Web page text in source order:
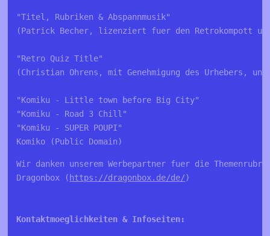
"Titel, Rubriken & Abspannmusik"
(Patrick Becher, lizenziert fuer den Retrokompott
"Retro Quiz Title"
(Christian Ohrens, mit Genehmigung des Urhebers,
"Komiku - Little town before Big City"
"Komiku - Road 3 Chill"
"Komiku - SUPER POUPI"
Komiko (Public Domain)
Wir danken unserem Werbepartner fuer die
Dragonbox (https://dragonbox.de/de/)
Kontaktmoeglichkeiten & Infoseiten: